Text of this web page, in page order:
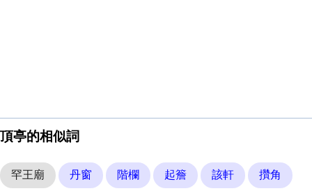
頂亭的相似詞
罕王廟 丹窗 階欄 起簷 該軒 攢角